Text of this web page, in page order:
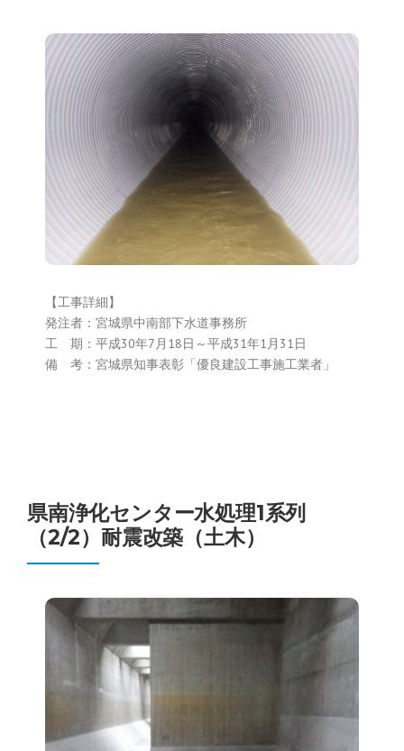
阿武隈川幹線管渠改築工事
（その1）
【工事詳細】
発注者：宮城県中南部下水道事務所
工 期：平成30年7月18日～平成31年1月31日
備 考：宮城県知事表彰「優良建設工事施工業者」
県南浄化センター水処理1系列
（2/2）耐震改築（土木）
県南浄化センター水処理1系列
（2/2）耐震改築（土木）